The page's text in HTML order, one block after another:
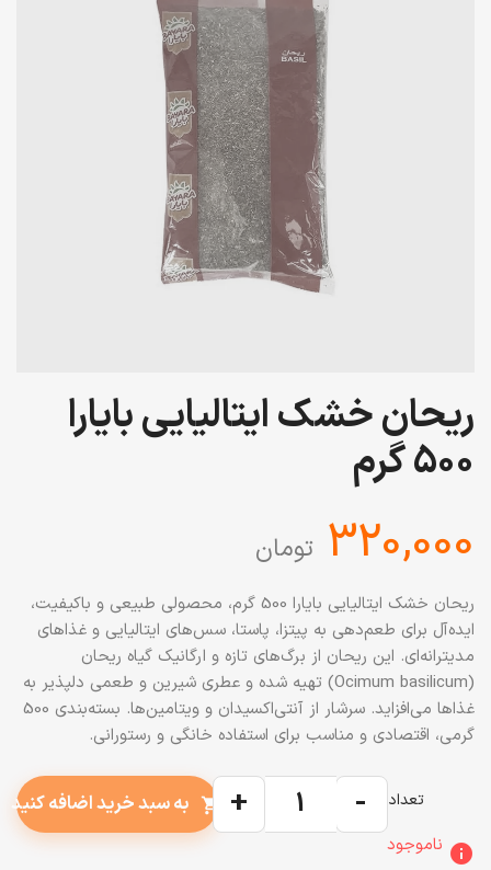
ریحان خشک ایتالیایی بایارا
500 گرم
‎320,000 تومان
ریحان خشک ایتالیایی بایارا 500 گرم، محصولی طبیعی و باکیفیت،
ایده‌آل برای طعم‌دهی به پیتزا، پاستا، سس‌های ایتالیایی و غذاهای
مدیترانه‌ای. این ریحان از برگ‌های تازه و ارگانیک گیاه ریحان
(Ocimum basilicum) تهیه شده و عطری شیرین و طعمی دلپذیر به
غذاها می‌افزاید. سرشار از آنتی‌اکسیدان و ویتامین‌ها. بسته‌بندی 500
گرمی، اقتصادی و مناسب برای استفاده خانگی و رستورانی.
تعداد -
+
shopping_cart به سبد خرید اضافه کنید
info ناموجود